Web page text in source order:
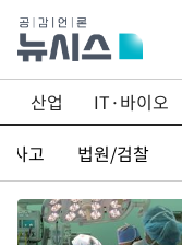
산업 IT·바이오
/사고
법원/검찰